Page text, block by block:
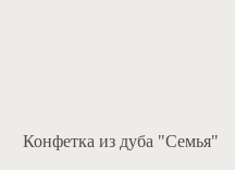
Конфетка из дуба "Семья"